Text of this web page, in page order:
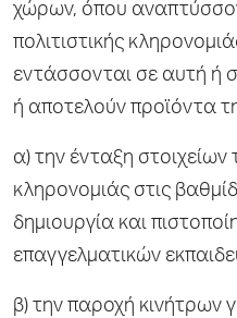
χώρων, όπου
πολιτιστικής
εντάσσονται σε αυτή ή
ή αποτελούν προϊόντα
α) την ένταξη στοιχείων
κληρονομιάς στις
δημιουργία και
επαγγελματικών
β) την παροχή κινήτρων